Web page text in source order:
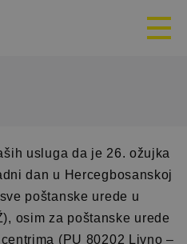
usluga da je 26. ožujka
dan u Hercegbosanskoj
poštanske urede u
osim za poštanske urede
(PU 80202 Livno –